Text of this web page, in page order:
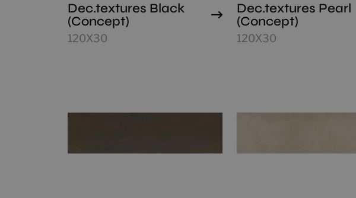
Dec.textures Black
(Concept)
120X30
Dec.textures Pearl
(Concept)
120X30